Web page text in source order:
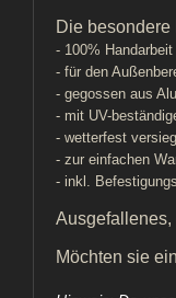
Die besondere
- 100%
- für den
- gegossen aus
- mit UV-
- wetterfest
- zur einfachen
- inkl.
Ausgefallenes,
Möchten sie